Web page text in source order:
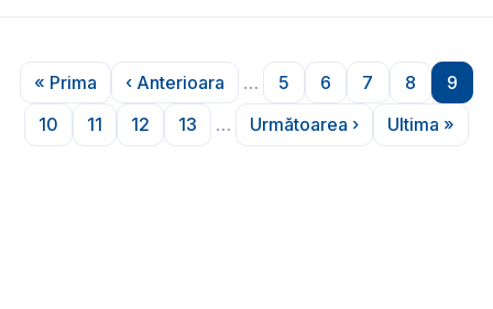
Paginare
Prima pagină
« Prima
Pagina anterioară
‹ Anterioara …
Pagina
5
Pagina
6
Pagina
7
Pagina
8 9
Pagina
10
Pagina
11
Pagina
12
Pagina
13 …
Pagina următoare
Următoarea ›
Ultima
Ultima »